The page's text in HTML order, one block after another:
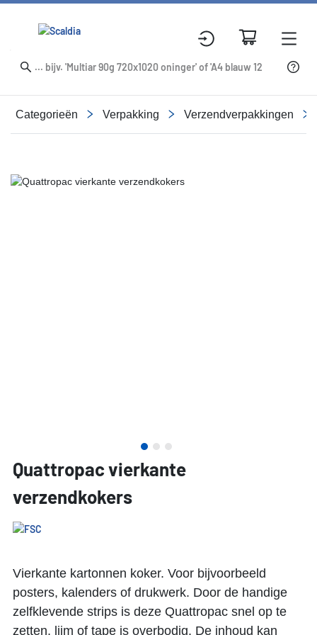
Categorieën Verpakking Verzendverpakkingen
Slide 1 of 3
Quattropac vierkante
verzendkokers
Vierkante kartonnen koker. Voor bijvoorbeeld
posters, kalenders of drukwerk. Door de handige
zelfklevende strips is deze Quattropac snel op te
zetten, lijm of tape is overbodig. De inhoud kan